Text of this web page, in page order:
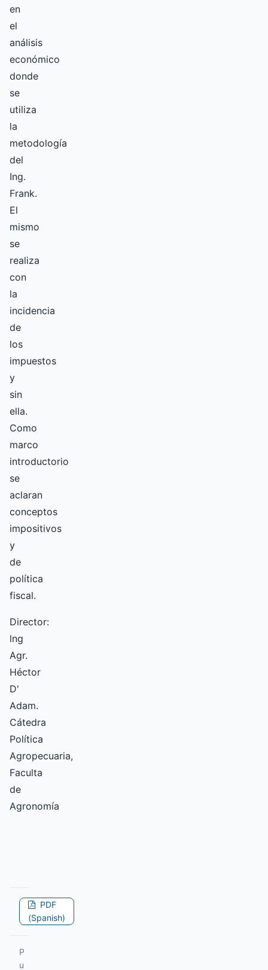
en
el
análisis
económico
donde
se
utiliza
la
metodología
del
Ing.
Frank.
El
mismo
se
realiza
con
la
incidencia
de
los
impuestos
y
sin
ella.
Como
marco
introductorio
se
aclaran
conceptos
impositivos
y
de
política
fiscal.
Director:
lng
Agr.
Héctor
D'
Adam.
Cátedra
Política
Agropecuaria,
Faculta
de
Agronomía
PDF
(Spanish)
P
u